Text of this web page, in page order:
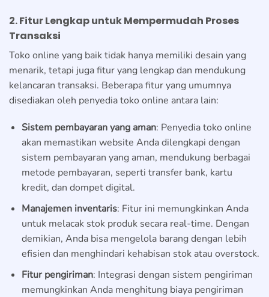
2. Fitur Lengkap untuk Mempermudah Proses
Transaksi
Toko online yang baik tidak hanya memiliki desain yang
menarik, tetapi juga fitur yang lengkap dan mendukung
kelancaran transaksi. Beberapa fitur yang umumnya
disediakan oleh penyedia toko online antara lain:
Sistem pembayaran yang aman: Penyedia toko online
akan memastikan website Anda dilengkapi dengan
sistem pembayaran yang aman, mendukung berbagai
metode pembayaran, seperti transfer bank, kartu
kredit, dan dompet digital.
Manajemen inventaris: Fitur ini memungkinkan Anda
untuk melacak stok produk secara real-time. Dengan
demikian, Anda bisa mengelola barang dengan lebih
efisien dan menghindari kehabisan stok atau overstock.
Fitur pengiriman: Integrasi dengan sistem pengiriman
memungkinkan Anda menghitung biaya pengiriman